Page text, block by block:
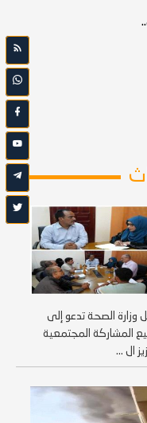
وزارة الصحة تدعو إلى
المشاركة المجتمعية
ال ...